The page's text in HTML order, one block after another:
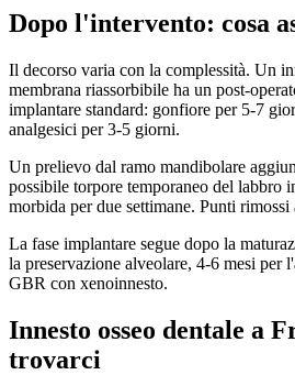
Dopo l'intervento: cosa
Il decorso varia con la complessità. Un
membrana riassorbibile ha un post-
implantare standard: gonfiore per 5-7
analgesici per 3-5 giorni.
Un prelievo dal ramo mandibolare
possibile torpore temporaneo del labbro
morbida per due settimane. Punti
La fase implantare segue dopo la
la preservazione alveolare, 4-6 mesi per
GBR con xenoinnesto.
Innesto osseo dentale a
trovarci